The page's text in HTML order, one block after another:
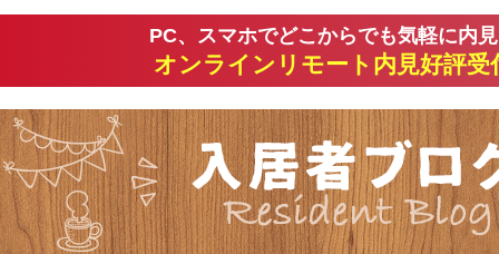
PC、スマホでどこからでも気軽に内
オンラインリモート内見好評受